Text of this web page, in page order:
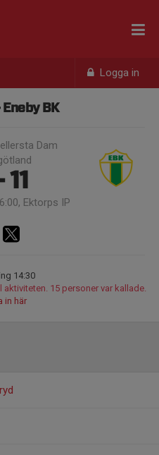
Logga in
Eneby BK
Dam
Ektorps IP
14:30
15 personer var kallade.
in här